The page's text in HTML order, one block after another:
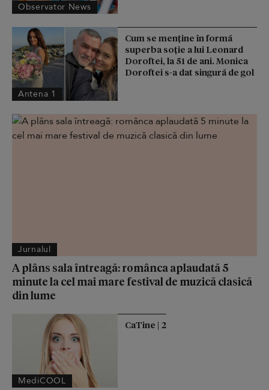
Observator News
Antena 1
Cum se menține în formă
superba soție a lui Leonard
Doroftei, la 51 de ani. Monica
Doroftei s-a dat singură de gol
Jurnalul
A plâns sala întreagă: românca aplaudată 5
minute la cel mai mare festival de muzică clasică
din lume
MediCOOL
CaTine | 2